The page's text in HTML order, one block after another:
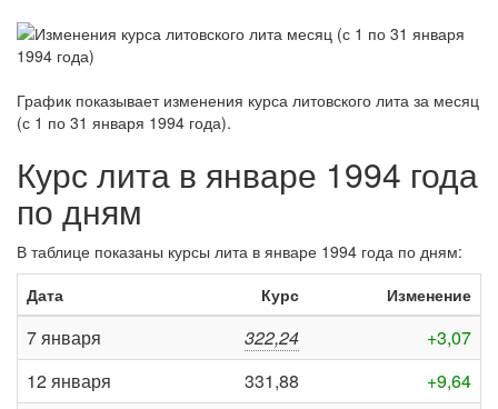
График показывает изменения курса литовского лита за месяц
(с 1 по 31 января 1994 года).
Курс лита в январе 1994 года
по дням
В таблице показаны курсы лита в январе 1994 года по дням:
Дата
Курс Изменение
7 января 322,24
+3,07
12 января
331,88
+9,64